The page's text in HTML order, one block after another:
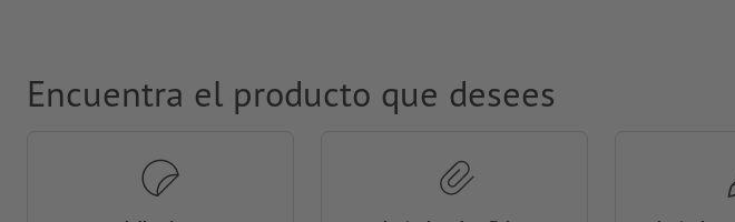
Encuentra el producto que desees